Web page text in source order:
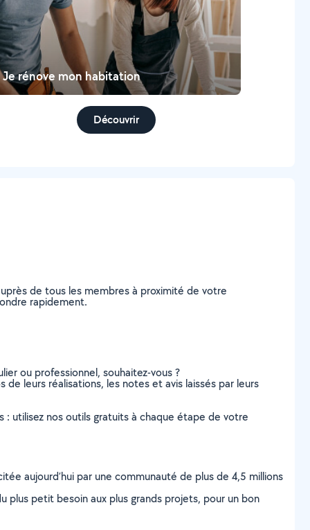
Je rénove mon habitation
Découvrir
de tous les membres à proximité de votre
rapidement.
ou professionnel, souhaitez-vous ?
leurs réalisations, les notes et avis laissés par leurs
: utilisez nos outils gratuits à chaque étape de votre
aujourd’hui par une communauté de plus de 4,5 millions
plus petit besoin aux plus grands projets, pour un bon